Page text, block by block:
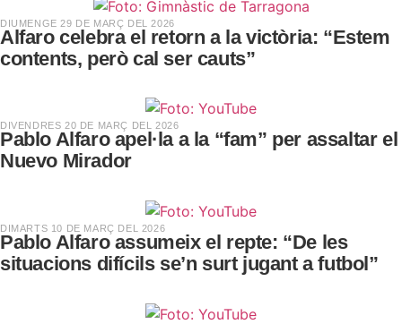
​DIUMENGE 29 DE MARÇ DEL 2026
Alfaro celebra el retorn a la victòria: “Estem
contents, però cal ser cauts”
​DIVENDRES 20 DE MARÇ DEL 2026
Pablo Alfaro apel·la a la “fam” per assaltar el
Nuevo Mirador
​DIMARTS 10 DE MARÇ DEL 2026
Pablo Alfaro assumeix el repte: “De les
situacions difícils se’n surt jugant a futbol”